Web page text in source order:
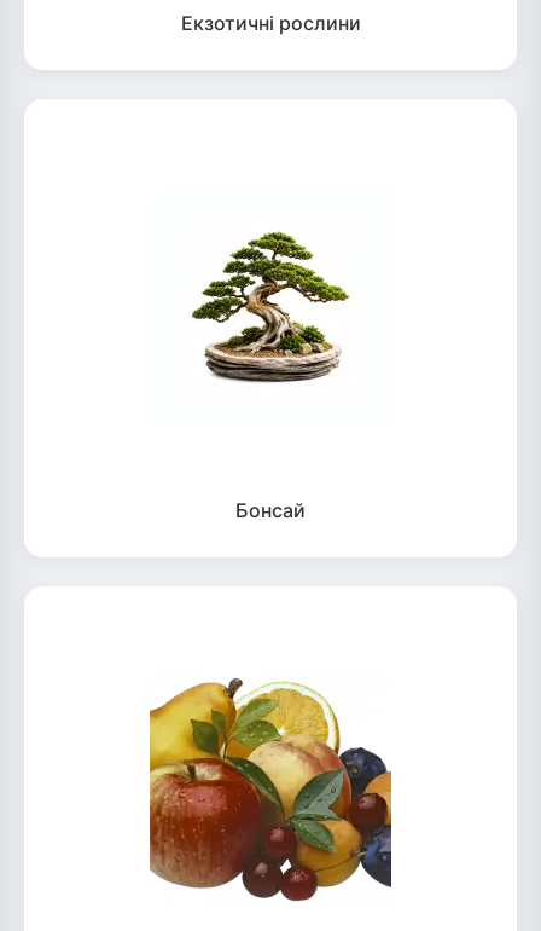
Екзотичні рослини
Бонсай